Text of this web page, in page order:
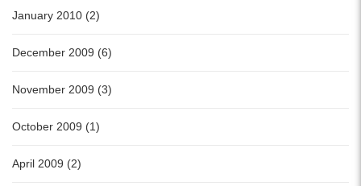
January 2010 (2)
December 2009 (6)
November 2009 (3)
October 2009 (1)
April 2009 (2)